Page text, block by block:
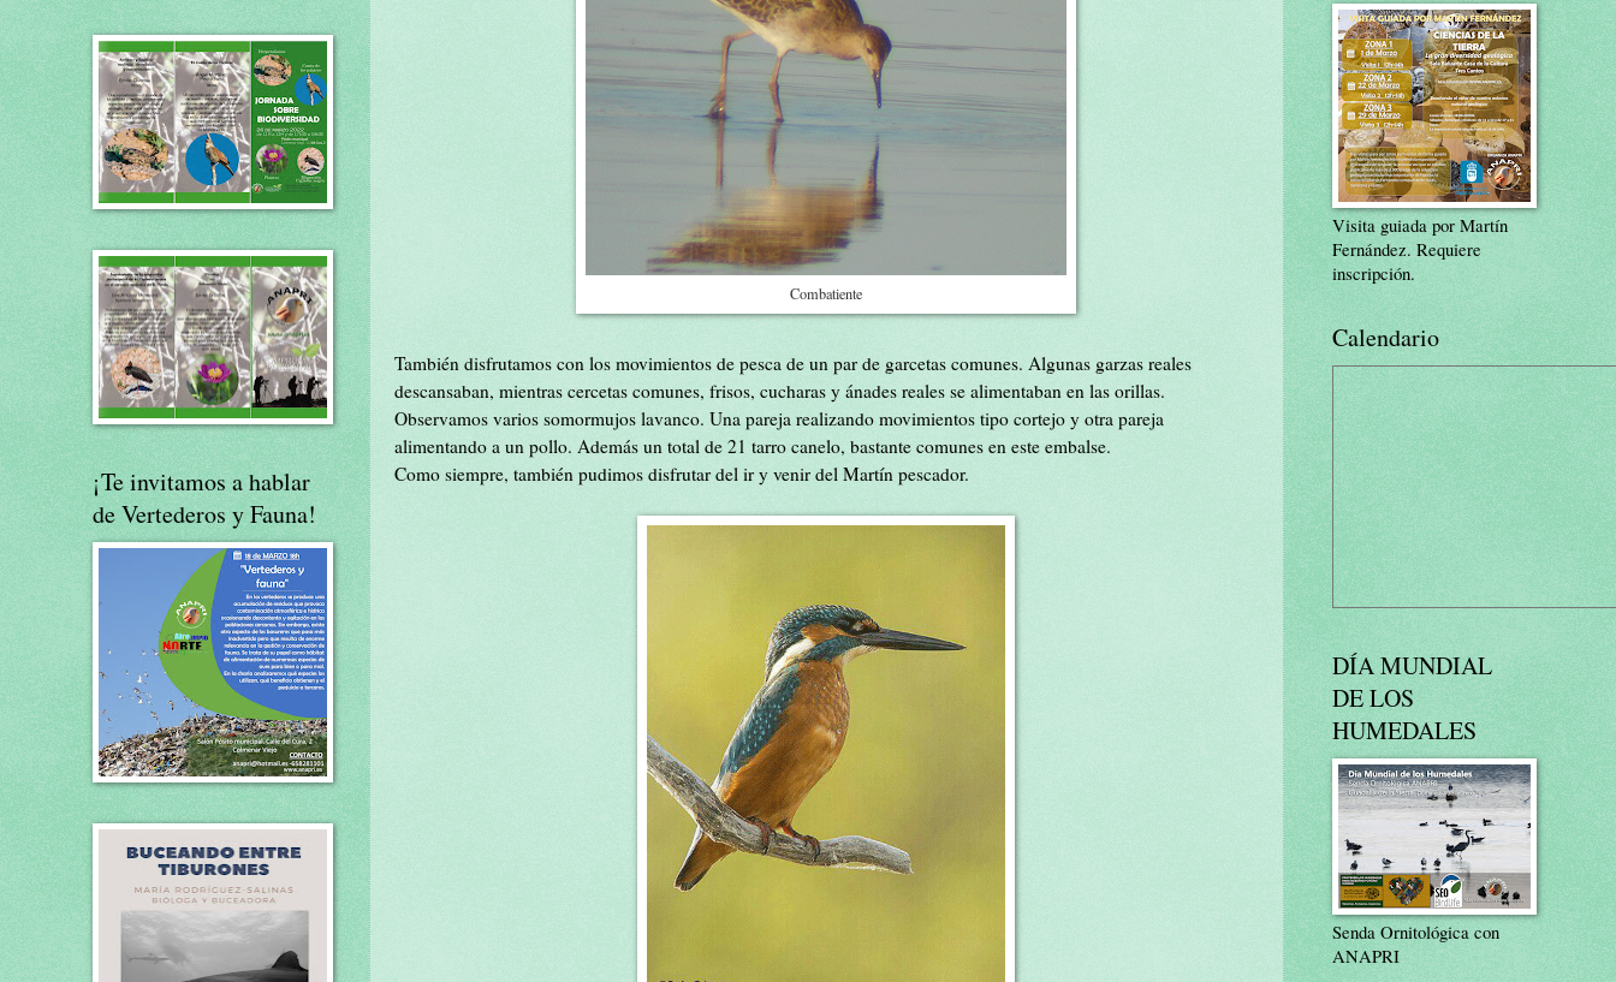
Combatiente
También disfrutamos con los movimientos de pesca de un par de garcetas comunes. Algunas garzas reales
descansaban, mientras cercetas comunes, frisos, cucharas y ánades reales se alimentaban en las orillas.
Observamos varios somormujos lavanco. Una pareja realizando movimientos tipo cortejo y otra pareja
alimentando a un pollo. Además un total de 21 tarro canelo, bastante comunes en este embalse.
Como siempre, también pudimos disfrutar del ir y venir del Martín pescador.
¡Te invitamos a hablar
de Vertederos y Fauna!
Visita guiada por Martín
Fernández. Requiere
inscripción.
Calendario
DÍA MUNDIAL
DE LOS
HUMEDALES
Senda Ornitológica con
ANAPRI